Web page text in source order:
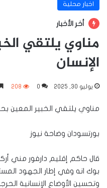
اخبار محلية
أخر الأخبار
مناوي يلتقي
الإنسان
يوليو 30, 2025 0
208
مناوي يلتقي الخبير المعين
بورتسودان وضاحة نيوز
قال حاكم إقليم دارفور مني
بوك انه وفي إطار الجهود
وتحسين الأوضاع الإنسانية